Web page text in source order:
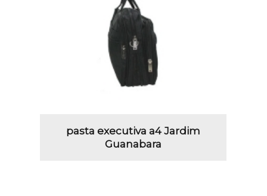
pasta executiva a4 Jardim
Guanabara